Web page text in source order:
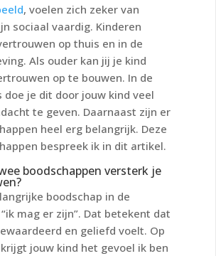
, voelen zich zeker van
sociaal vaardig. Kinderen
op thuis en in de
Als ouder kan jij je kind
op te bouwen. In de
doe je dit door jouw kind veel
te geven. Daarnaast zijn er
heel erg belangrijk. Deze
bespreek ik in dit artikel.
boodschappen versterk je
boodschap in de
mag er zijn”. Dat betekent dat
en geliefd voelt. Op
jouw kind het gevoel ik ben